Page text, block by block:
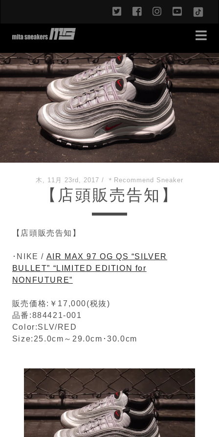
twitterfacebookinstagram
木, 11月 23rd, 2017 / ＊Recommend Sneaker
【店頭販売告知】
【店頭販売告知】
･NIKE / AIR MAX 97 OG QS “SILVER
BULLET” “LIMITED EDITION for
NONFUTURE”
販売価格:￥17,000(税抜)
品番:884421-001
Color:SLV/RED
Size:25.0cm～29.0cm･30.0cm